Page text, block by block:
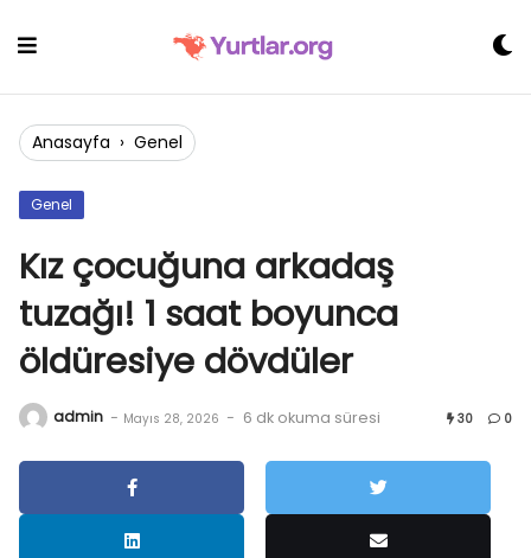
Anasayfa › Genel
Genel
Kız çocuğuna arkadaş
tuzağı! 1 saat boyunca
öldüresiye dövdüler
admin - Mayıs 28, 2026 - 6 dk okuma süresi 30 0